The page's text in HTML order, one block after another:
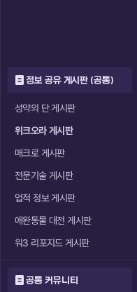
정보 공유 게시판 (공통)
성약의 단 게시판
위크오라 게시판
매크로 게시판
전문기술 게시판
업적 정보 게시판
애완동물 대전 게시판
워3 리포지드 게시판
공통 커뮤니티